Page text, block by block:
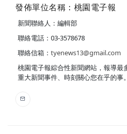
發佈單位名稱：桃園電子報
新聞聯絡人：編輯部
聯絡電話：03-3578678
聯絡信箱： tyenews13@gmail.com
桃園電子報綜合性新聞網站，報導最
重大新聞事件、時刻關心您在乎的事。